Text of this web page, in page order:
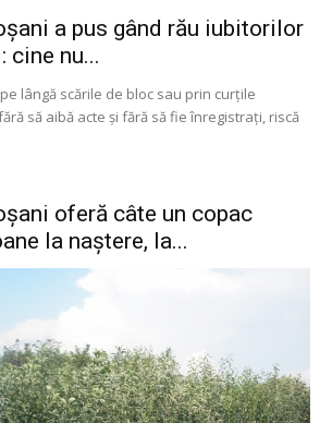
a pus gând rău iubitorilor
cine nu...
lângă scările de bloc sau prin curţile
să aibă acte şi fără să fie înregistraţi, riscă
oferă câte un copac
la naştere, la...